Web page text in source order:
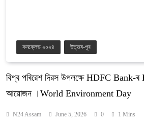
কনক্লেভ ২০২৪ উত্তৰ-পূব
বিশ্ব পৰিৱেশ দিৱস উপলক্ষে HDFC
আয়োজন ।World Environment Day
N24 Assam June 5, 2026 0 1 Mins